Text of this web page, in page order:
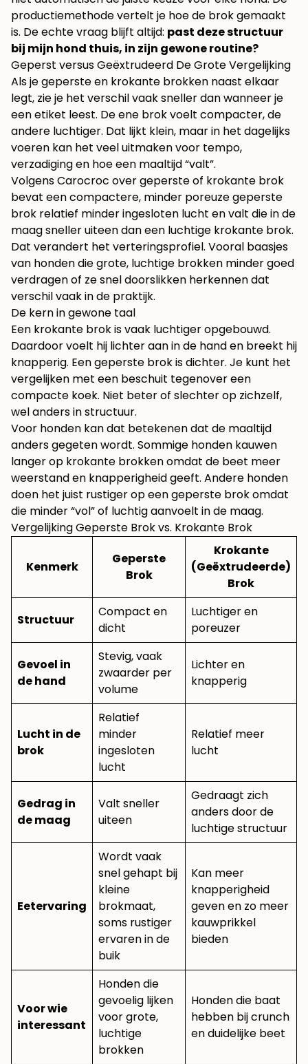
productiemethode vertelt je hoe de brok gemaakt
is. De echte vraag blijft altijd: past deze structuur
bij mijn hond thuis, in zijn gewone routine?
Geperst versus Geëxtrudeerd De Grote Vergelijking
Als je geperste en krokante brokken naast elkaar
legt, zie je het verschil vaak sneller dan wanneer je
een etiket leest. De ene brok voelt compacter, de
andere luchtiger. Dat lijkt klein, maar in het dagelijks
voeren kan het veel uitmaken voor tempo,
verzadiging en hoe een maaltijd “valt”.
VolgensCarocroc over geperste of krokante brok
bevat een compactere, minder poreuze geperste
brok relatief minder ingesloten lucht en valt die in de
maag sneller uiteen dan een luchtige krokante brok.
Dat verandert het verteringsprofiel. Vooral baasjes
van honden die grote, luchtige brokken minder goed
verdragen of ze snel doorslikken herkennen dat
verschil vaak in de praktijk.
De kern in gewone taal
Een krokante brok is vaak luchtiger opgebouwd.
Daardoor voelt hij lichter aan in de hand en breekt hij
knapperig. Een geperste brok is dichter. Je kunt het
vergelijken met een beschuit tegenover een
compacte koek. Niet beter of slechter op zichzelf,
wel anders in structuur.
Voor honden kan dat betekenen dat de maaltijd
anders gegeten wordt. Sommige honden kauwen
langer op krokante brokken omdat de beet meer
weerstand en knapperigheid geeft. Andere honden
doen het juist rustiger op een geperste brok omdat
die minder “vol” of luchtig aanvoelt in de maag.
Vergelijking Geperste Brok vs. Krokante Brok
Kenmerk
Geperste
Brok
Krokante
(Geëxtrudeerde)
Brok
Structuur
Compact en
dicht
Luchtiger en
poreuzer
Gevoel in
de hand
Stevig, vaak
zwaarder per
volume
Lichter en
knapperig
Lucht in de
brok
Relatief
minder
ingesloten
lucht
Relatief meer
lucht
Gedrag in
de maag
Valt sneller
uiteen
Gedraagt zich
anders door de
luchtige structuur
Eetervaring
Wordt vaak
snel gehapt bij
kleine
brokmaat,
soms rustiger
ervaren in de
buik
Kan meer
knapperigheid
geven en zo meer
kauwprikkel
bieden
Voor wie
interessant
Honden die
gevoelig lijken
voor grote,
luchtige
brokken
Honden die baat
hebben bij crunch
en duidelijke beet